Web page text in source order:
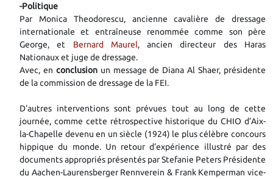
-Politique
Par Monica Theodorescu, ancienne cavalière de dressage
internationale et entraîneuse renommée comme son père
George, et Bernard Maurel, ancien directeur des Haras
Nationaux et juge de dressage.
Avec, en conclusionun message de Diana Al Shaer, présidente
de la commission de dressage de la FEI.
D’autres interventions sont prévues tout au long de cette
journée, comme cette rétrospective historique du CHIO d’Aix-
la-Chapelle devenu en un siècle (1924) le plus célèbre concours
hippique du monde. Un retour d’expérience illustré par des
documents appropriés présentés par Stefanie Peters Présidente
du Aachen-Laurensberger Rennverein & Frank Kemperman vice-